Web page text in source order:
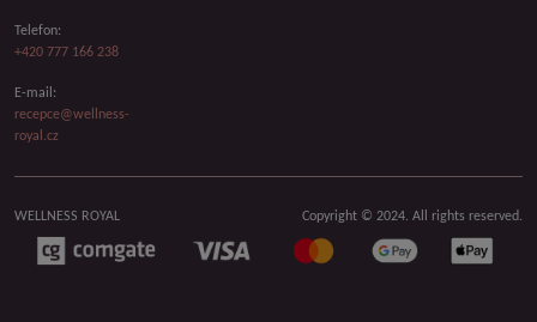
Telefon:
+420 777 166 238
E-mail:
recepce@wellness-
royal.cz
WELLNESS ROYAL Copyright © 2024. All rights reserved.